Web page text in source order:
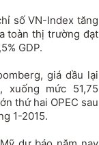
số VN-Index tăng
toàn thị trường đạt
GDP.
giá dầu lại
xuống mức 51,75
thứ hai OPEC sau
1-2015.